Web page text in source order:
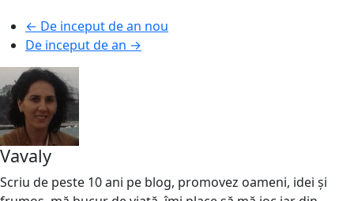
← De inceput de an nou
De inceput de an →
Vavaly
Scriu de peste 10 ani pe blog, promovez oameni, idei și